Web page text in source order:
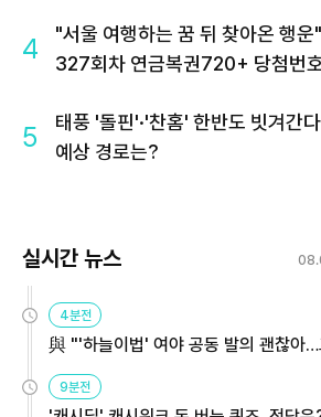
4
"서울 여행하는 꿈 뒤 찾아온 행
327회차 연금복권720+ 당첨번
5
태풍 '돌핀'·'찬홈' 한반도 빗겨간
예상 경로는?
실시간 뉴스
4분전
與 "'하늘이법' 여야 공동 발의 괜찮아
9분전